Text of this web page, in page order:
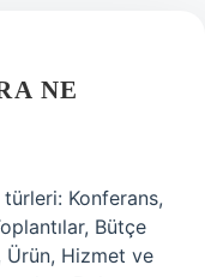
NE
Konferans,
Bütçe
Ürün, Hizmet ve